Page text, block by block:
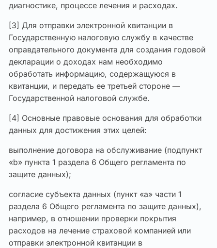
диагностике, процессе лечения и расходах.
[3] Для отправки электронной квитанции в
Государственную налоговую службу в качестве
оправдательного документа для создания годовой
декларации о доходах нам необходимо
обработать информацию, содержащуюся в
квитанции, и передать ее третьей стороне —
Государственной налоговой службе.
[4] Основные правовые основания для обработки
данных для достижения этих целей:
выполнение договора на обслуживание (подпункт
«b» пункта 1 раздела 6 Общего регламента по
защите данных);
согласие субъекта данных (пункт «a» части 1
раздела 6 Общего регламента по защите данных),
например, в отношении проверки покрытия
расходов на лечение страховой компанией или
отправки электронной квитанции в